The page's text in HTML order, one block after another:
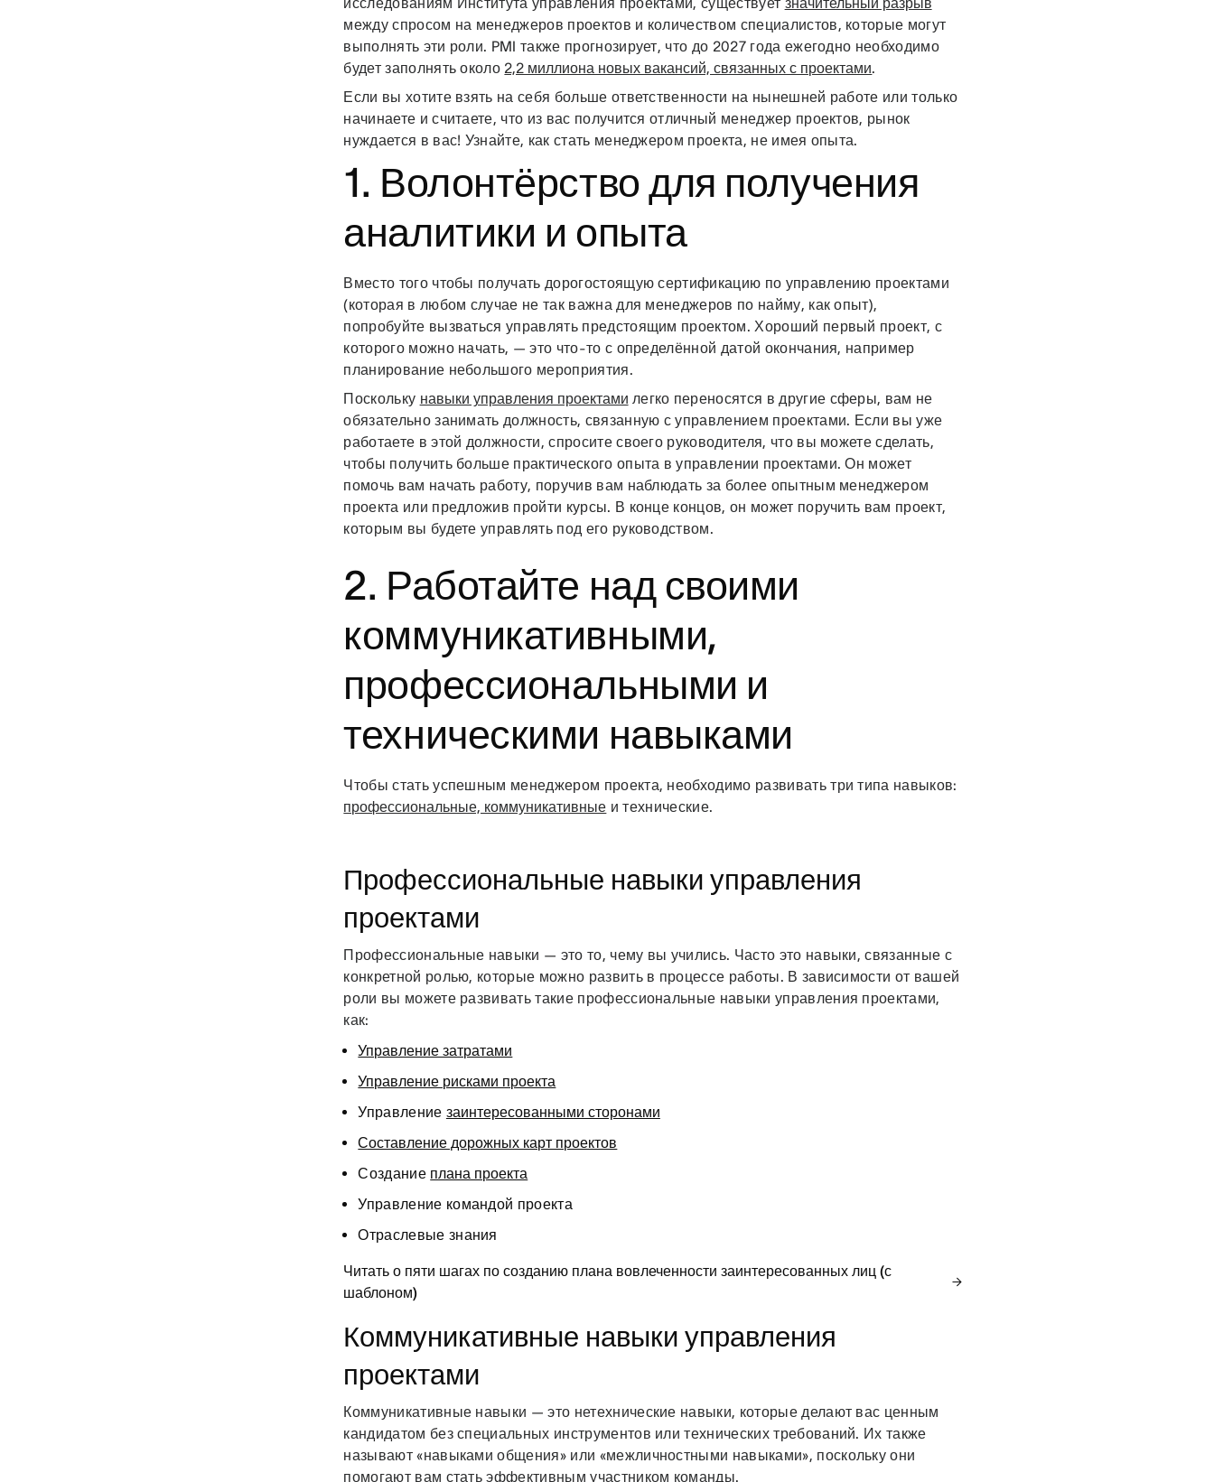
между спросом на менеджеров проектов и количеством специалистов, которые могут
выполнять эти роли. PMI также прогнозирует, что до 2027 года ежегодно необходимо
будет заполнять около 2,2 миллиона новых вакансий, связанных с проектами.
Если вы хотите взять на себя больше ответственности на нынешней работе или только
начинаете и считаете, что из вас получится отличный менеджер проектов, рынок
нуждается в вас! Узнайте, как стать менеджером проекта, не имея опыта.
1. Волонтёрство для получения
аналитики и опыта
Вместо того чтобы получать дорогостоящую сертификацию по управлению проектами
(которая в любом случае не так важна для менеджеров по найму, как опыт),
попробуйте вызваться управлять предстоящим проектом. Хороший первый проект, с
которого можно начать, — это что-то с определённой датой окончания, например
планирование небольшого мероприятия.
Поскольку навыки управления проектами легко переносятся в другие сферы, вам не
обязательно занимать должность, связанную с управлением проектами. Если вы уже
работаете в этой должности, спросите своего руководителя, что вы можете сделать,
чтобы получить больше практического опыта в управлении проектами. Он может
помочь вам начать работу, поручив вам наблюдать за более опытным менеджером
проекта или предложив пройти курсы. В конце концов, он может поручить вам проект,
которым вы будете управлять под его руководством.
2. Работайте над своими
коммуникативными,
профессиональными и
техническими навыками
Чтобы стать успешным менеджером проекта, необходимо развивать три типа навыков:
профессиональные, коммуникативные и технические.
Профессиональные навыки управления
проектами
Профессиональные навыки — это то, чему вы учились. Часто это навыки, связанные с
конкретной ролью, которые можно развить в процессе работы. В зависимости от вашей
роли вы можете развивать такие профессиональные навыки управления проектами,
как:
Управление затратами
Управление рисками проекта
Управление заинтересованными сторонами
Составление дорожных карт проектов
Создание плана проекта
Управление командой проекта
Отраслевые знания
Читать о пяти шагах по созданию плана вовлеченности заинтересованных лиц (с
шаблоном)
Коммуникативные навыки управления
проектами
Коммуникативные навыки — это нетехнические навыки, которые делают вас ценным
кандидатом без специальных инструментов или технических требований. Их также
называют «навыками общения» или «межличностными навыками», поскольку они
помогают вам стать эффективным участником команды.